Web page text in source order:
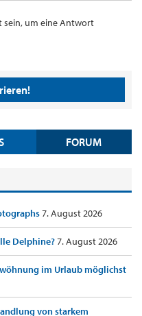
sein, um eine Antwort
FORUM
7. August 2026
Delphine?7. August 2026
im Urlaub möglichst
von starkem